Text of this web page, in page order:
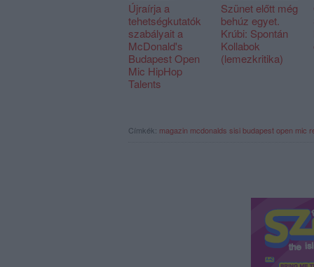
Újraírja a
tehetségkutatók
szabályait a
McDonald's
Budapest Open
Mic HipHop
Talents
Szünet előtt még
behúz egyet.
Krúbi: Spontán
Kollabok
(lemezkritika)
Címkék: magazin mcdonalds sisi budapest open mic